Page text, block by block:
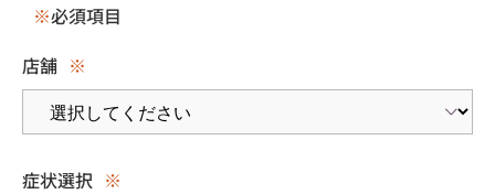
※必須項目
店舗 ※
症状選択 ※